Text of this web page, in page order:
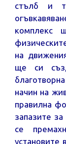
стълб и
комплекс
на
ще си
начин на
правилна
запазите
се
установите